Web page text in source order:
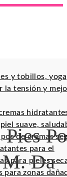
y tobillos, yoga
la tensión y
suave,
de cremas
para el
para pieles
para zonasDa